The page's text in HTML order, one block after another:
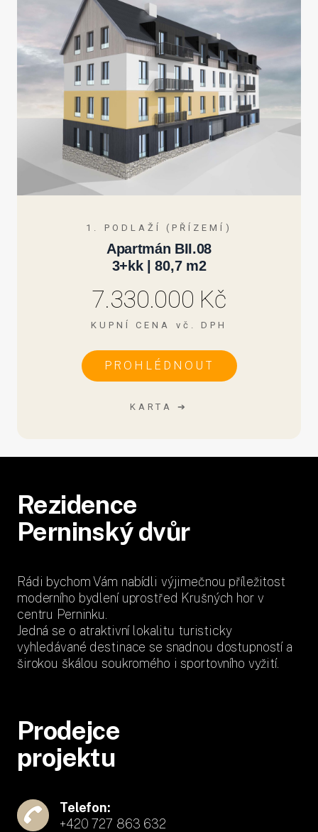
1. PODLAŽÍ (PŘÍZEMÍ)
Apartmán BII.08
3+kk | 80,7 m2
7.330.000 Kč
KUPNÍ CENA vč. DPH
PROHLÉDNOUT
KARTA ➔
Rezidence
Perninský dvůr
Rádi bychom Vám nabídli výjimečnou příležitost
moderního bydlení uprostřed Krušných hor v
centru Perninku.
Jedná se o atraktivní lokalitu turisticky
vyhledávané destinace se snadnou dostupností a
širokou škálou soukromého i sportovního vyžití.
Prodejce
projektu
Telefon:
+420 727 863 632